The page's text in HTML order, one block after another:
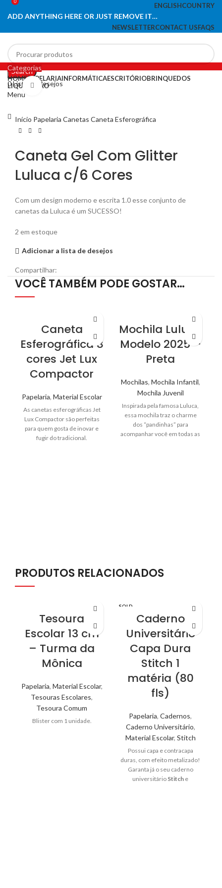
ENGLISHCOUNTRY
ADD ANYTHING HERE OR JUST REMOVE IT…
NEWSLETTERCONTACT USFAQS
Search
0Lista de desejos
Menu
0
Categorias
HOMEPAPELARIAINFORMÁTICAESCRITÓRIOBRINQUEDOS
LIQUIDAÇÃOClick to enlarge
Início Papelaria Canetas Caneta Esferográfica
Caneta Gel Com Glitter
Luluca c/6 Cores
Com um design moderno e escrita 1.0 esse conjunto de
canetas da Luluca é um SUCESSO!
2 em estoque
Adicionar a lista de desejos
Compartilhar:
VOCÊ TAMBÉM PODE GOSTAR…
Caneta
Esferográfica 8
cores Jet Lux
Compactor
Papelaria, Material Escolar
As canetas esferográficas Jet
Lux Compactor são perfeitas
para quem gosta de inovar e
fugir do tradicional.
Mochila Luluca
Modelo 2025 –
Preta
Mochilas, Mochila Infantil,
Mochila Juvenil
Inspirada pela famosa Luluca,
essa mochila traz o charme
dos “pandinhas” para
acompanhar você em todas as
PRODUTOS RELACIONADOS
Tesoura
Escolar 13 cm
– Turma da
Mônica
Papelaria, Material Escolar,
Tesouras Escolares,
Tesoura Comum
Blister com 1 unidade.
SOLD
Caderno
Universitário
Capa Dura
Stitch 1
matéria (80
fls)
Papelaria, Cadernos,
Caderno Universitário,
Material Escolar, Stitch
Possui capa e contracapa
duras, com efeito metalizado!
Garanta já o seu caderno
universitário Stitch e